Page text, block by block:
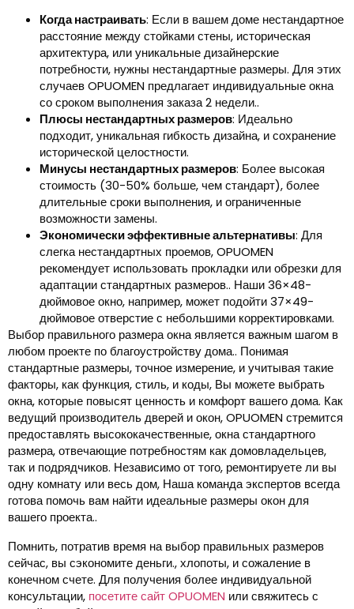
Когда настраивать: Если в вашем доме нестандартное
расстояние между стойками стены, историческая
архитектура, или уникальные дизайнерские
потребности, нужны нестандартные размеры. Для этих
случаев OPUOMEN предлагает индивидуальные окна
со сроком выполнения заказа 2 недели..
Плюсы нестандартных размеров: Идеально
подходит, уникальная гибкость дизайна, и сохранение
исторической целостности.
Минусы нестандартных размеров: Более высокая
стоимость (30-50% больше, чем стандарт), более
длительные сроки выполнения, и ограниченные
возможности замены.
Экономически эффективные альтернативы: Для
слегка нестандартных проемов, OPUOMEN
рекомендует использовать прокладки или обрезки для
адаптации стандартных размеров.. Наши 36×48-
дюймовое окно, например, может подойти 37×49-
дюймовое отверстие с небольшими корректировками.
Выбор правильного размера окна является важным шагом в
любом проекте по благоустройству дома.. Понимая
стандартные размеры, точное измерение, и учитывая такие
факторы, как функция, стиль, и коды, Вы можете выбрать
окна, которые повысят ценность и комфорт вашего дома. Как
ведущий производитель дверей и окон, OPUOMEN стремится
предоставлять высококачественные, окна стандартного
размера, отвечающие потребностям как домовладельцев,
так и подрядчиков. Независимо от того, ремонтируете ли вы
одну комнату или весь дом, Наша команда экспертов всегда
готова помочь вам найти идеальные размеры окон для
вашего проекта..
Помнить, потратив время на выбор правильных размеров
сейчас, вы сэкономите деньги., хлопоты, и сожаление в
конечном счете. Для получения более индивидуальной
консультации, посетите сайт OPUOMEN или свяжитесь с